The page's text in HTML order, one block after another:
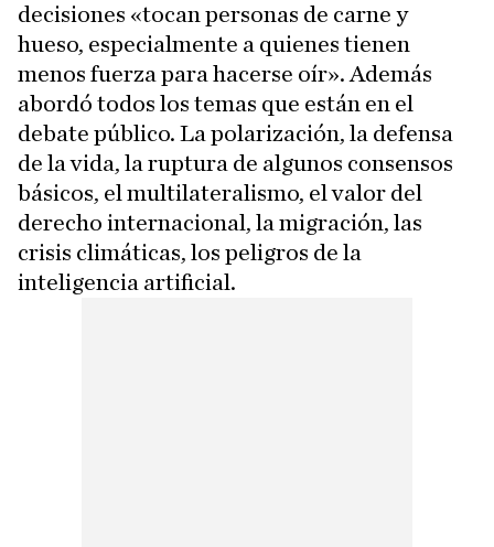
decisiones «tocan personas de carne y
hueso, especialmente a quienes tienen
menos fuerza para hacerse oír». Además
abordó todos los temas que están en el
debate público. La polarización, la defensa
de la vida, la ruptura de algunos consensos
básicos, el multilateralismo, el valor del
derecho internacional, la migración, las
crisis climáticas, los peligros de la
inteligencia artificial.